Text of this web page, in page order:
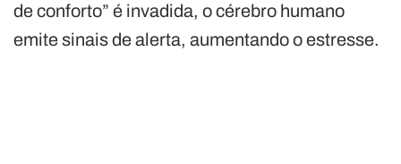
de conforto” é invadida, o cérebro humano
emite sinais de alerta, aumentando o estresse.